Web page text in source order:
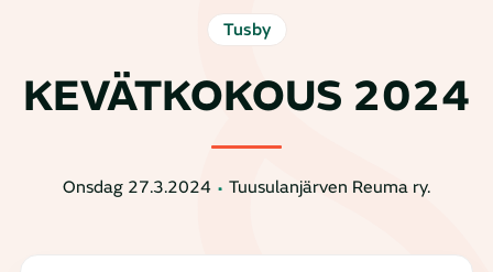
Tusby
KEVÄTKOKOUS 2024
Onsdag 27.3.2024 Tuusulanjärven Reuma ry.